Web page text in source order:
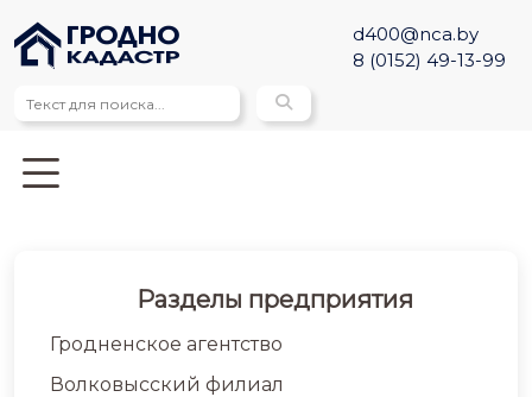
d400@nca.by
8 (0152) 49-13-99
Разделы предприятия
Гродненское агентство
Волковысский филиал